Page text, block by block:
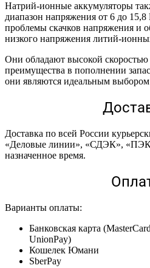
Натрий-ионные аккумуляторы
диапазон напряжения от 6 до
проблемы скачков напряжения и
низкого напряжения литий-
Они обладают высокой скоростью
преимущества в пополнении
они являются идеальным выбором
Доставка по всей России
«Деловые линии», «СДЭК»,
назначенное время.
Варианты оплаты:
Банковская карта
UnionPay)
Кошелек Юмани
SberPay